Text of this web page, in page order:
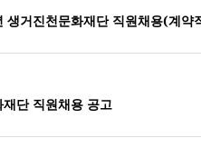
거진천문화재단 직원채용(계약
단 직원채용 공고